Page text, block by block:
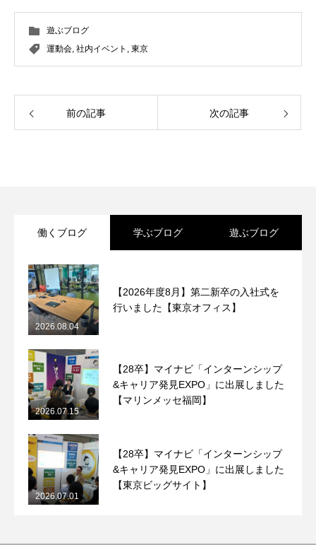
遊ぶブログ
運動会 社内イベント 東京
前の記事 次の記事
働くブログ 学ぶブログ 遊ぶブログ
【2026年度8月】第二新卒の入社式を
行いました【東京オフィス】
2026.08.04
【28卒】マイナビ「インターンシップ
&キャリア発見EXPO」に出展しました
【マリンメッセ福岡】
2026.07.15
【28卒】マイナビ「インターンシップ
&キャリア発見EXPO」に出展しました
【東京ビッグサイト】
2026.07.01